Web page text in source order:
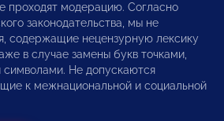
проходят модерацию. Согласно
законодательства, мы не
содержащие нецензурную лексику
в случае замены букв точками,
Не допускаются
к межнациональной и социальной